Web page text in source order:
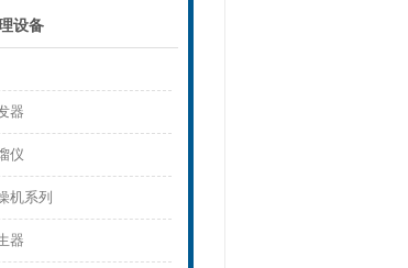
设备
器
仪
机系列
器